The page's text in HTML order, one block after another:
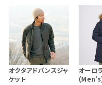
オクタアドバンスジャ
ケット
オーロ